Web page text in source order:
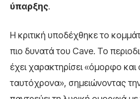
ύπαρξης.
Η κριτική υποδέχθηκε το
πιο δυνατά του Cave. Το
έχει χαρακτηρίσει «όμορφο και
ταυτόχρονα», σημειώνοντας